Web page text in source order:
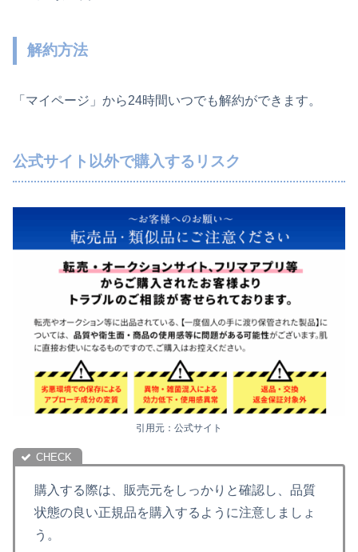
解約方法
「マイページ」から24時間いつでも解約ができます。
公式サイト以外で購入するリスク
引用元：公式サイト
購入する際は、販売元をしっかりと確認し、品質
状態の良い正規品を購入するように注意しましょ
う。